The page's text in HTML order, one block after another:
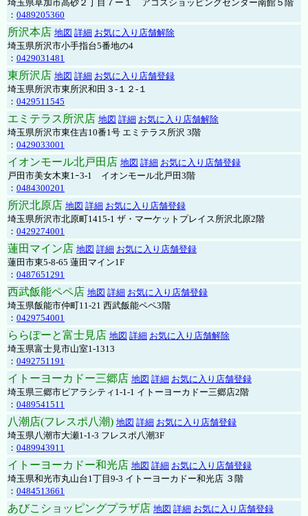
埼玉県草加市高砂２丁目７ー１ アコスショッピングセンター南館５階
： 0489205360
所沢本店 地図 詳細 お気に入り店舗解除
埼玉県所沢市小手指台5番地の4
： 0429031481
東所沢店 地図 詳細 お気に入り店舗登録
埼玉県所沢市東所沢和田３-１２-１
： 0429511545
エミテラス所沢店 地図 詳細 お気に入り店舗解除
埼玉県所沢市東住吉10番1号 エミテラス所沢 3階
： 0429033001
イオンモール北戸田店 地図 詳細 お気に入り店舗登録
戸田市美女木東1ｰ3‐1 イオンモール北戸田3階
： 0484300201
所沢北原店 地図 詳細 お気に入り店舗登録
埼玉県所沢市北原町1415-1 ザ・マーケットプレイス所沢北原2階
： 0429274001
蓮田マイン店 地図 詳細 お気に入り店舗登録
蓮田市東5-8-65 蓮田マイン1F
： 0487651291
西武飯能ペペ店 地図 詳細 お気に入り店舗登録
埼玉県飯能市仲町11-21 西武飯能ペペ3階
： 0429754001
ららぽーと富士見店 地図 詳細 お気に入り店舗解除
埼玉県富士見市山室1-1313
： 0492751191
イトーヨーカドー三郷店 地図 詳細 お気に入り店舗登録
埼玉県三郷市ピアラシティ1-1-1 イトーヨーカドー三郷店2階
： 0489541511
八潮店(フレスポ八潮) 地図 詳細 お気に入り店舗登録
埼玉県八潮市大瀬1-1-3 フレスポ八潮3F
： 0489943911
イトーヨーカドー和光店 地図 詳細 お気に入り店舗登録
埼玉県和光市丸山台1丁目9-3 イトーヨーカドー和光店 ３階
： 0484513661
あびこショッピングプラザ店 地図 詳細 お気に入り店舗登録